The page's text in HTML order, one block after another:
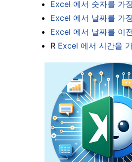
Excel 에서 숫자를 가
Excel 에서 날짜를 가
Excel 에서 날짜를 이
R Excel 에서 시간을